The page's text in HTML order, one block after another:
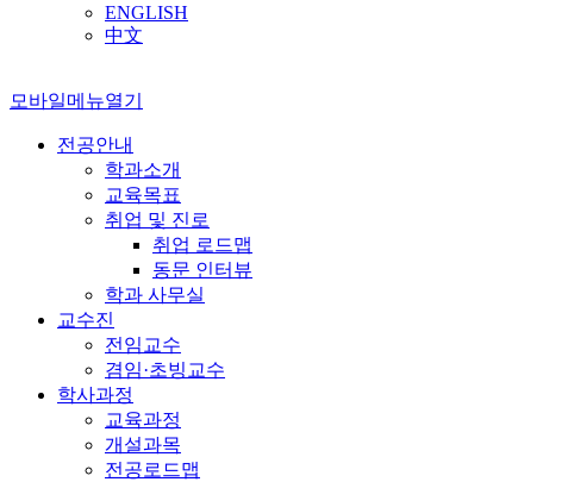
ENGLISH
中文
모바일메뉴열기
전공안내
학과소개
교육목표
취업 및 진로
취업 로드맵
동문 인터뷰
학과 사무실
교수진
전임교수
겸임·초빙교수
학사과정
교육과정
개설과목
전공로드맵